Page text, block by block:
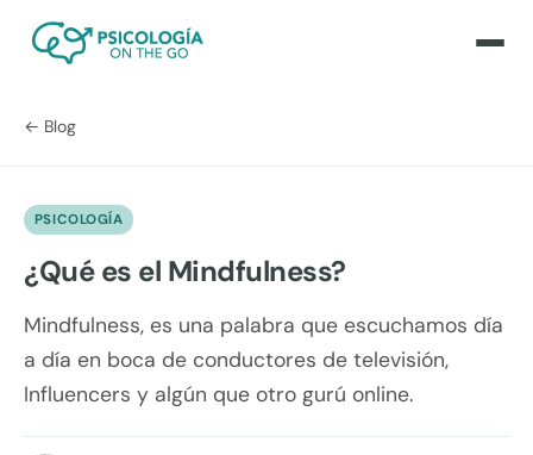
← Blog
PSICOLOGÍA
¿Qué es el Mindfulness?
Mindfulness, es una palabra que escuchamos día
a día en boca de conductores de televisión,
Influencers y algún que otro gurú online.